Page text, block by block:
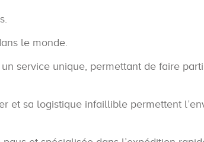
le monde.
service unique, permettant de faire
et sa logistique infaillible permettent